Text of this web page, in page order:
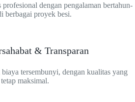
dengan pengalaman bertahun-
berbagai proyek besi.
& Transparan
tersembunyi, dengan kualitas yang
tetap maksimal.